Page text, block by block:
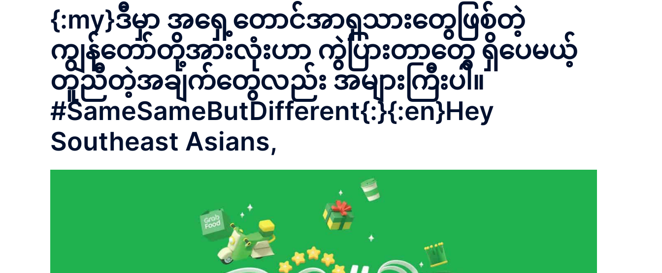
{:my}ဒီမှာ အရှေ့တောင်အာရှသားတွေဖြစ်တဲ့
ကျွန်တော်တို့အားလုံးဟာ ကွဲပြားတာတွေ ရှိပေမယ့်
တူညီတဲ့အချက်တွေလည်း အများကြီးပါ။
#SameSameButDifferent{:}{:en}Hey
Southeast Asians,